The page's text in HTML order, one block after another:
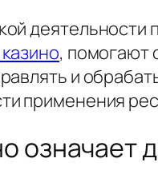
, помогают
и
применения
означает